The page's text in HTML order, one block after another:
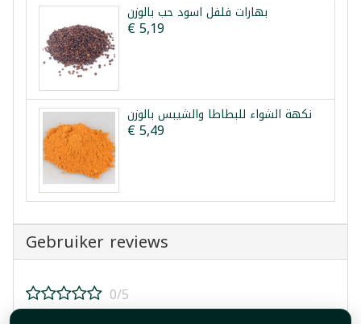
بهارات فلفل اسود حب بالوزن
€ 5,19
نكهة الشواء للبطاطا والشيبس بالوزن
€ 5,49
Gebruiker reviews
0/5